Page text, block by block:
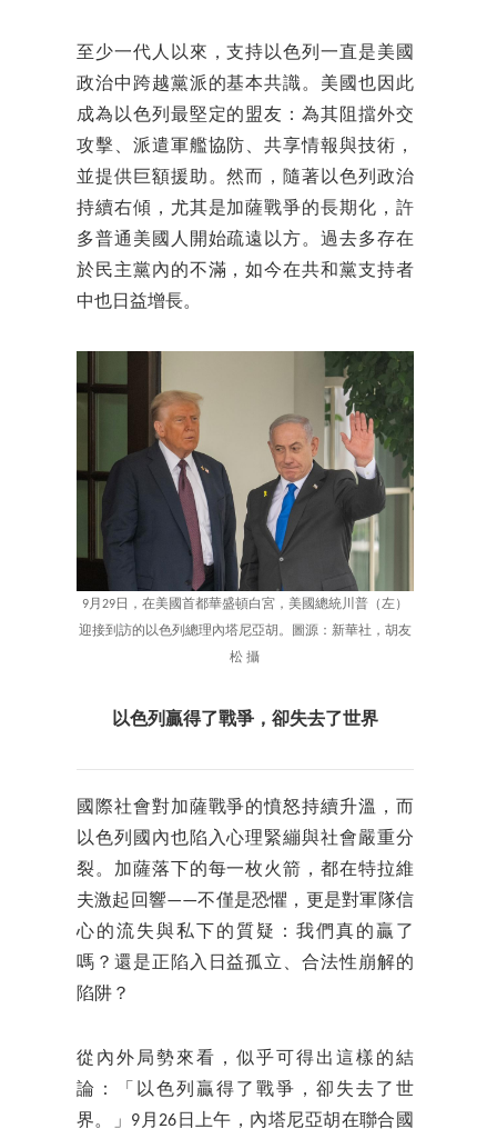
至少一代人以來，支持以色列一直是美國
政治中跨越黨派的基本共識。美國也因此
成為以色列最堅定的盟友：為其阻擋外交
攻擊、派遣軍艦協防、共享情報與技術，
並提供巨額援助。然而，隨著以色列政治
持續右傾，尤其是加薩戰爭的長期化，許
多普通美國人開始疏遠以方。過去多存在
於民主黨內的不滿，如今在共和黨支持者
中也日益增長。
9月29日，在美國首都華盛頓白宮，美國總統川普（左）
迎接到訪的以色列總理內塔尼亞胡。圖源：新華社，胡友
松 攝
以色列贏得了戰爭，卻失去了世界
國際社會對加薩戰爭的憤怒持續升溫，而
以色列國內也陷入心理緊繃與社會嚴重分
裂。加薩落下的每一枚火箭，都在特拉維
夫激起回響——不僅是恐懼，更是對軍隊信
心的流失與私下的質疑：我們真的贏了
嗎？還是正陷入日益孤立、合法性崩解的
陷阱？
從內外局勢來看，似乎可得出這樣的結
論：「以色列贏得了戰爭，卻失去了世
界。」9月26日上午，內塔尼亞胡在聯合國